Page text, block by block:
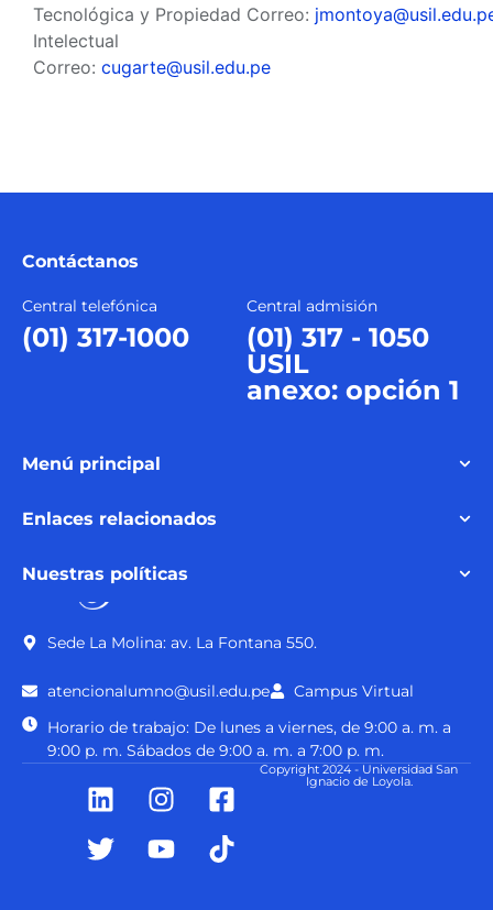
Tecnológica y Propiedad
Intelectual
Correo: cugarte@usil.edu.pe
Correo:
Contáctanos
Central telefónica
(01) 317-1000
Central admisión
(01) 317 - 1050
USIL
anexo: opción 1
Menú principal
Enlaces relacionados
Nuestras políticas
Sede La Molina: av. La Fontana 550.
atencionalumno@usil.edu.pe
Campus Virtual
Horario de trabajo: De lunes a viernes, de 9:00 a. m. a
9:00 p. m. Sábados de 9:00 a. m. a 7:00 p. m.
Copyright 2024 - Universidad San
Ignacio de Loyola.